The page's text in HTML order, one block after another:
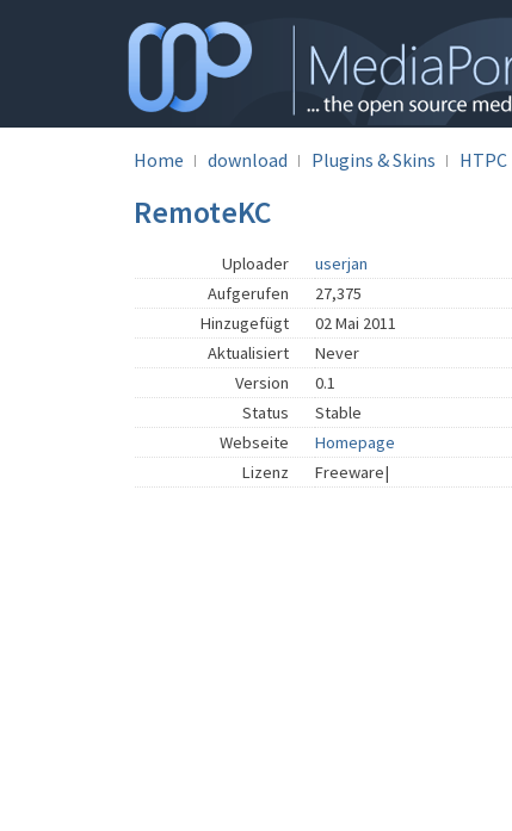
Home download Plugins & Skins HTPC
RemoteKC
Uploader
userjan
Aufgerufen
27,375
Hinzugefügt
02 Mai 2011
Aktualisiert
Never
Version
0.1
Status
Stable
Webseite
Homepage
Lizenz
Freeware|